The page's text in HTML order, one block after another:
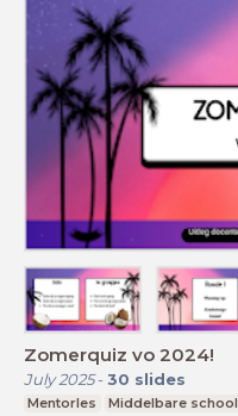
Zomerquiz vo 2024!
July 2025- 30 slides
Mentorles Middelbare school